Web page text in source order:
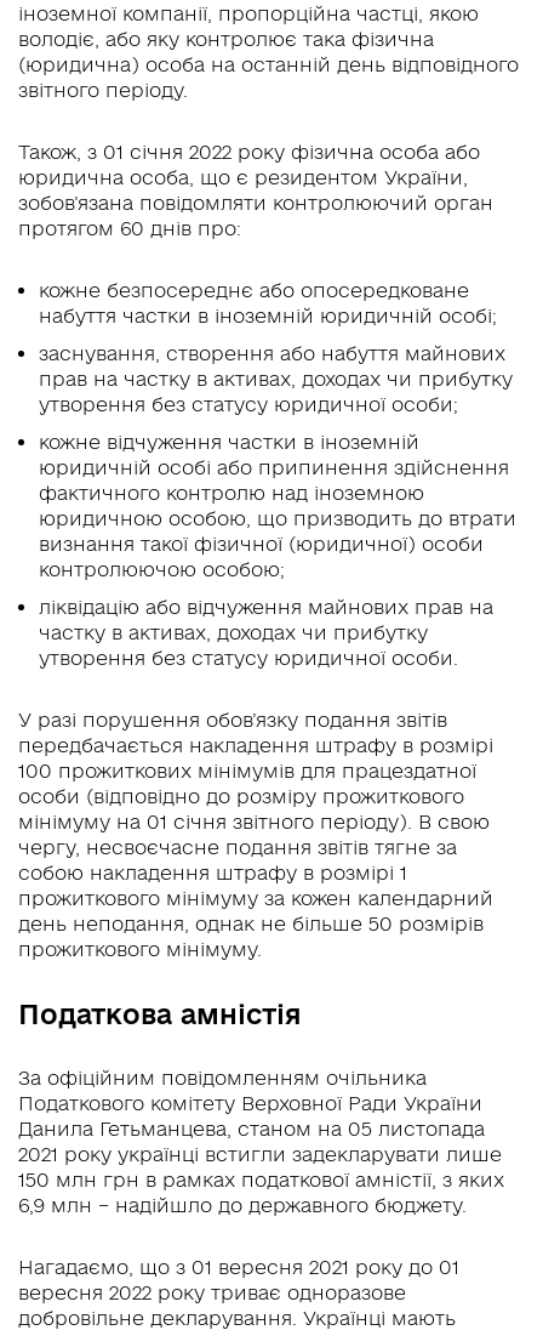
іноземної компанії, пропорційна частці, якою
володіє, або яку контролює така фізична
(юридична) особа на останній день відповідного
звітного періоду.
Також, з 01 січня 2022 року фізична особа або
юридична особа, що є резидентом України,
зобов’язана повідомляти контролюючий орган
протягом 60 днів про:
кожне безпосереднє або опосередковане
набуття частки в іноземній юридичній особі;
заснування, створення або набуття майнових
прав на частку в активах, доходах чи прибутку
утворення без статусу юридичної особи;
кожне відчуження частки в іноземній
юридичній особі або припинення здійснення
фактичного контролю над іноземною
юридичною особою, що призводить до втрати
визнання такої фізичної (юридичної) особи
контролюючою особою;
ліквідацію або відчуження майнових прав на
частку в активах, доходах чи прибутку
утворення без статусу юридичної особи.
У разі порушення обов’язку подання звітів
передбачається накладення штрафу в розмірі
100 прожиткових мінімумів для працездатної
особи (відповідно до розміру прожиткового
мінімуму на 01 січня звітного періоду). В свою
чергу, несвоєчасне подання звітів тягне за
собою накладення штрафу в розмірі 1
прожиткового мінімуму за кожен календарний
день неподання, однак не більше 50 розмірів
прожиткового мінімуму.
Податкова амністія
За офіційним повідомленням очільника
Податкового комітету Верховної Ради України
Данила Гетьманцева, станом на 05 листопада
2021 року українці встигли задекларувати лише
150 млн грн в рамках податкової амністії, з яких
6,9 млн – надійшло до державного бюджету.
Нагадаємо, що з 01 вересня 2021 року до 01
вересня 2022 року триває одноразове
добровільне декларування. Українці мають